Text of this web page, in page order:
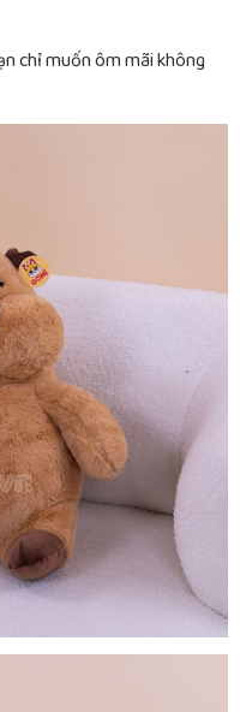
chỉ muốn ôm mãi không